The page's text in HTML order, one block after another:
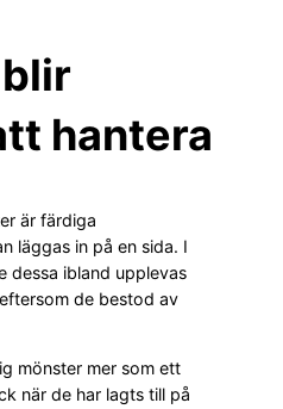
hantera
är färdiga
läggas in på en sida. I
dessa ibland upplevas
de bestod av
mönster mer som ett
när de har lagts till på